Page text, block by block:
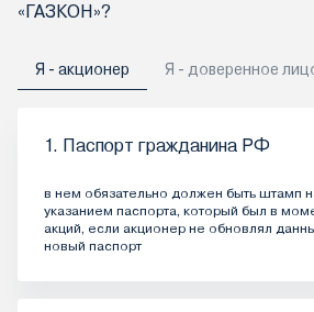
«ГАЗКОН»?
Я - акционер Я - доверенное
1. Паспорт гражданина РФ
в нем обязательно должен быть штамп
указанием паспорта, который был в
акций, если акционер не обновлял
новый паспорт